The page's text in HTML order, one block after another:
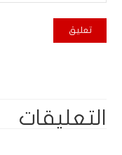
التعليقات